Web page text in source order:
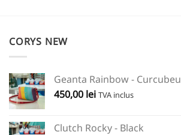
CORYS NEW
Geanta Rainbow - Curcubeu
450,00 lei TVA inclus
Clutch Rocky - Black